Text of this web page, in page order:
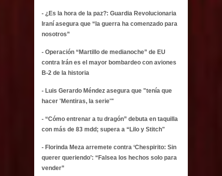
- ¿Es la hora de la paz?: Guardia Revolucionaria
Iraní asegura que “la guerra ha comenzado para
nosotros”
- Operación “Martillo de medianoche” de EU
contra Irán es el mayor bombardeo con aviones
B-2 de la historia
- Luis Gerardo Méndez asegura que "tenía que
hacer 'Mentiras, la serie'"
- “Cómo entrenar a tu dragón” debuta en taquilla
con más de 83 mdd; supera a “Lilo y Stitch"
- Florinda Meza arremete contra ‘Chespirito: Sin
querer queriendo’: “Falsea los hechos solo para
vender”